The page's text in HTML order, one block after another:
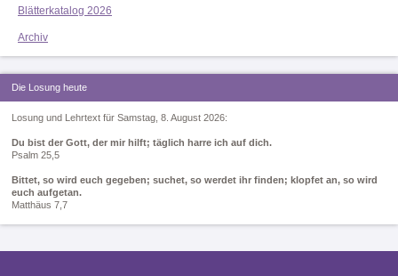
Blätterkatalog 2026
Archiv
Die Losung heute
Losung und Lehrtext für Samstag, 8. August 2026:
Du bist der Gott, der mir hilft; täglich harre ich auf dich.
Psalm 25,5
Bittet, so wird euch gegeben; suchet, so werdet ihr finden; klopfet an, so wird
euch aufgetan.
Matthäus 7,7